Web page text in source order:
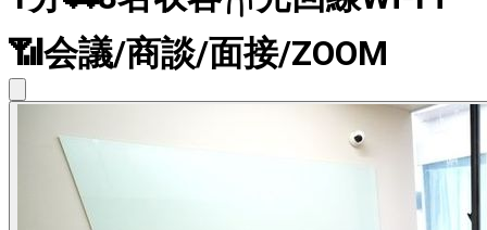
📶会議/商談/面接/ZOOM